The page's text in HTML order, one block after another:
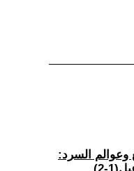
وعوالم السرد: